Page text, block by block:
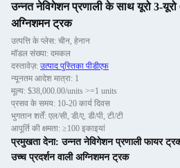
उन्नत नेविगेशन प्रणाली के साथ यूरो 3-यूरो
अग्निशमन ट्रक
उत्पत्ति के प्लेस: चीन, हेनान
मॉडल संख्या: दमकल
दस्तावेज़: उत्पाद पुस्तिका पीडीएफ
न्यूनतम आदेश मात्रा: 1
मूल्य: $38,000.00/units >=1 units
प्रसव के समय: 10-20 कार्य दिवस
भुगतान शर्तें: एल/सी, डी/ए, डी/पी, टी/टी
आपूर्ति की क्षमता: ≥100 इकाइयां
प्रमुखता देना:उन्नत नेविगेशन प्रणाली फायर
उच्च प्रदर्शन वाली अग्निशमन ट्रक